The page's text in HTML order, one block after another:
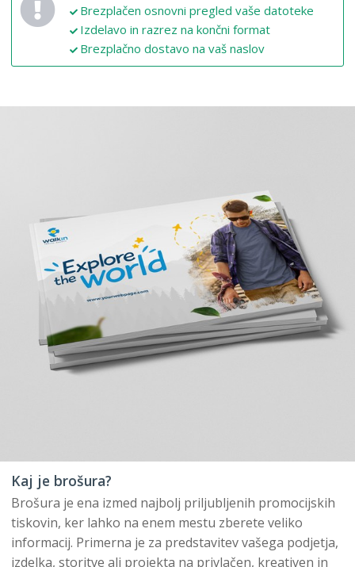
Brezplačen osnovni pregled vaše datoteke
Izdelavo in razrez na končni format
Brezplačno dostavo na vaš naslov
Kaj je brošura?
Brošura je ena izmed najbolj priljubljenih promocijskih
tiskovin, ker lahko na enem mestu zberete veliko
informacij. Primerna je za predstavitev vašega podjetja,
izdelka, storitve ali projekta na privlačen, kreativen in